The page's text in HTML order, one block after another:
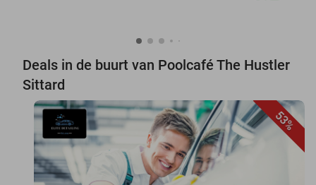
Deals in de buurt van Poolcafé The Hustler
Sittard
53%